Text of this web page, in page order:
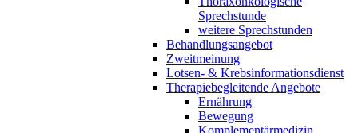
Sprechstunde
weitere Sprechstunden
Behandlungsangebot
Zweitmeinung
Lotsen- & Krebsinformationsdienst
Therapiebegleitende Angebote
Ernährung
Bewegung
Komplementärmedizin